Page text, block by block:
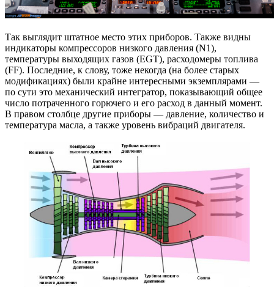
Так выглядит штатное место этих приборов. Также видны
индикаторы компрессоров низкого давления (N1),
температуры выходящих газов (EGT), расходомеры топлива
(FF). Последние, к слову, тоже некогда (на более старых
модификациях) были крайне интересными экземплярами —
по сути это механический интегратор, показывающий общее
число потраченного горючего и его расход в данный момент.
В правом столбце другие приборы — давление, количество и
температура масла, а также уровень вибраций двигателя.